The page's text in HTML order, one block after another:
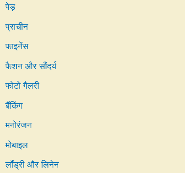
पेड़
प्राचीन
फाइनेंस
फैशन और सौंदर्य
फोटो गैलरी
बैंकिंग
मनोरंजन
मोबाइल
लाँड्री और लिनेन